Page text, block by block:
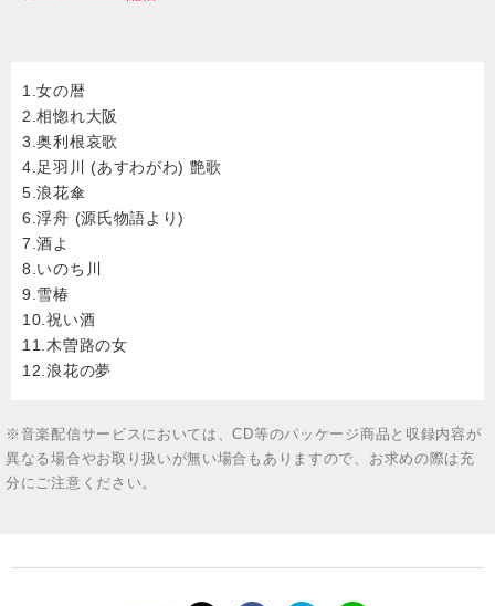
1.女の暦
2.相惚れ大阪
3.奥利根哀歌
4.足羽川 (あすわがわ) 艶歌
5.浪花傘
6.浮舟 (源氏物語より)
7.酒よ
8.いのち川
9.雪椿
10.祝い酒
11.木曽路の女
12.浪花の夢
※音楽配信サービスにおいては、CD等のパッケージ商品と収録内容が
異なる場合やお取り扱いが無い場合もありますので、お求めの際は充
分にご注意ください。